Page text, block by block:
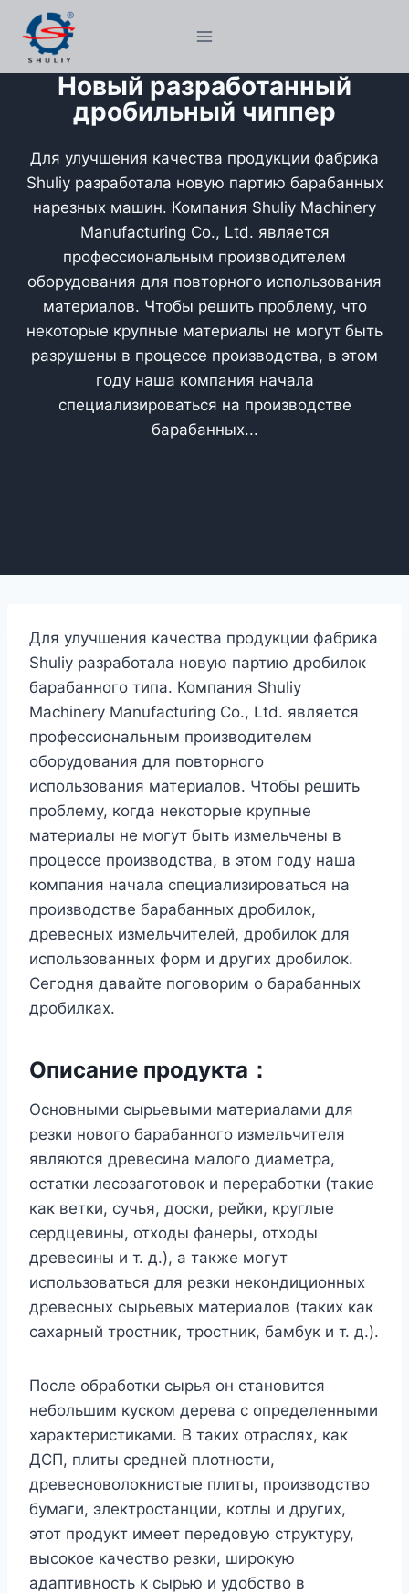
Перейти
содержимому
Новый разработанный
дробильный чиппер
Для улучшения качества продукции фабрика
Shuliy разработала новую партию барабанных
нарезных машин. Компания Shuliy Machinery
Manufacturing Co., Ltd. является
профессиональным производителем
оборудования для повторного использования
материалов. Чтобы решить проблему, что
некоторые крупные материалы не могут быть
разрушены в процессе производства, в этом
году наша компания начала
специализироваться на производстве
барабанных...
Для улучшения качества продукции фабрика
Shuliy разработала новую партию дробилок
барабанного типа. Компания Shuliy
Machinery Manufacturing Co., Ltd. является
профессиональным производителем
оборудования для повторного
использования материалов. Чтобы решить
проблему, когда некоторые крупные
материалы не могут быть измельчены в
процессе производства, в этом году наша
компания начала специализироваться на
производстве барабанных дробилок,
древесных измельчителей, дробилок для
использованных форм и других дробилок.
Сегодня давайте поговорим о барабанных
дробилках.
Описание продукта：
Основными сырьевыми материалами для
резки нового барабанного измельчителя
являются древесина малого диаметра,
остатки лесозаготовок и переработки (такие
как ветки, сучья, доски, рейки, круглые
сердцевины, отходы фанеры, отходы
древесины и т. д.), а также могут
использоваться для резки некондиционных
древесных сырьевых материалов (таких как
сахарный тростник, тростник, бамбук и т. д.).
После обработки сырья он становится
небольшим куском дерева с определенными
характеристиками. В таких отраслях, как
ДСП, плиты средней плотности,
древесноволокнистые плиты, производство
бумаги, электростанции, котлы и других,
этот продукт имеет передовую структуру,
высокое качество резки, широкую
адаптивность к сырью и удобство в